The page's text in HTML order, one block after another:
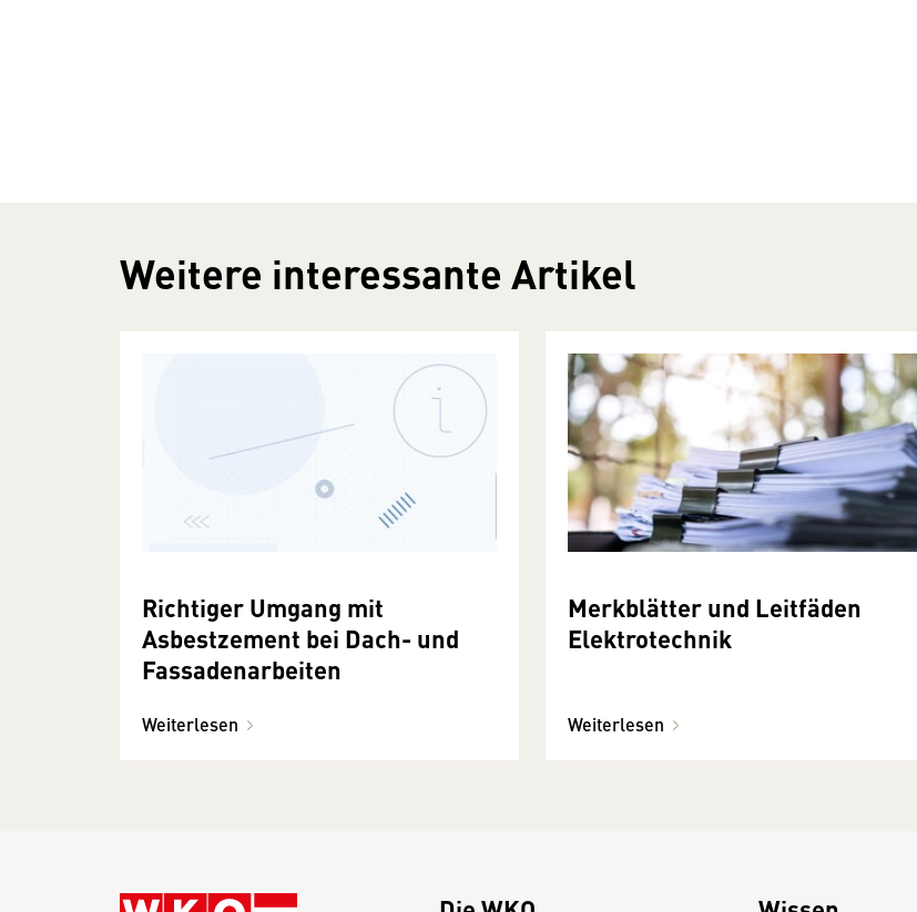
Weitere interessante Artikel
Richtiger Umgang mit
Asbestzement bei Dach- und
Fassadenarbeiten
Weiterlesen
Merkblätter und Leitfäden
Elektrotechnik
Weiterlesen